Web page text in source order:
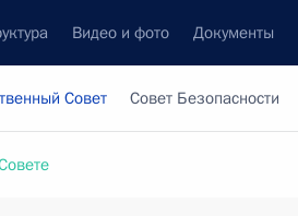
Видео и фото Документы
Совет Совет Безопасности